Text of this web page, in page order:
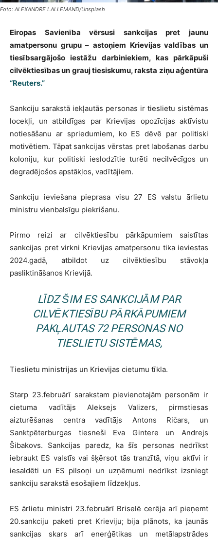
Foto: ALEXANDRE LALLEMAND/Unsplash
Eiropas Savienība vērsusi sankcijas pret jaunu
amatpersonu grupu – astoņiem Krievijas valdības un
tiesībsargājošo iestāžu darbiniekiem, kas pārkāpuši
cilvēktiesības un grauj tiesiskumu, raksta ziņu aģentūra
“Reuters.”
Sankciju sarakstā iekļautās personas ir tieslietu sistēmas
locekļi, un atbildīgas par Krievijas opozīcijas aktīvistu
notiesāšanu ar spriedumiem, ko ES dēvē par politiski
motivētiem. Tāpat sankcijas vērstas pret labošanas darbu
koloniju, kur politiski ieslodzītie turēti necilvēcīgos un
degradējošos apstākļos, vadītājiem.
Sankciju ieviešana pieprasa visu 27 ES valstu ārlietu
ministru vienbalsīgu piekrišanu.
Pirmo reizi ar cilvēktiesību pārkāpumiem saistītas
sankcijas pret virkni Krievijas amatpersonu tika ieviestas
2024.gadā, atbildot uz cilvēktiesību stāvokļa
pasliktināšanos Krievijā.
LĪDZ ŠIM ES SANKCIJĀM PAR
CILVĒKTIESĪBU PĀRKĀPUMIEM
PAKĻAUTAS 72 PERSONAS NO
TIESLIETU SISTĒMAS,
Tieslietu ministrijas un Krievijas cietumu tīkla.
Starp 23.februārī sarakstam pievienotajām personām ir
cietuma vadītājs Aleksejs Valizers, pirmstiesas
aizturēšanas centra vadītājs Antons Ričars, un
Sanktpēterburgas tiesneši Eva Gintere un Andrejs
Šibakovs. Sankcijas paredz, ka šīs personas nedrīkst
iebraukt ES valstīs vai šķērsot tās tranzītā, viņu aktīvi ir
iesaldēti un ES pilsoņi un uzņēmumi nedrīkst izsniegt
sankciju sarakstā esošajiem līdzekļus.
ES ārlietu ministri 23.februārī Briselē cerēja arī pieņemt
20.sankciju paketi pret Krieviju; bija plānots, ka jaunās
sankcijas skars arī enerģētikas un metālapstrādes